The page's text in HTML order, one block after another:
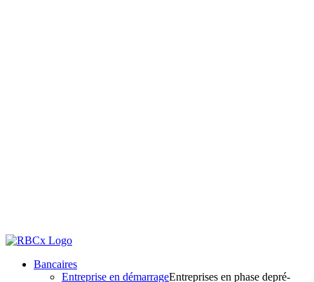
Bancaires
Entreprise en démarrageEntreprises en phase depré-